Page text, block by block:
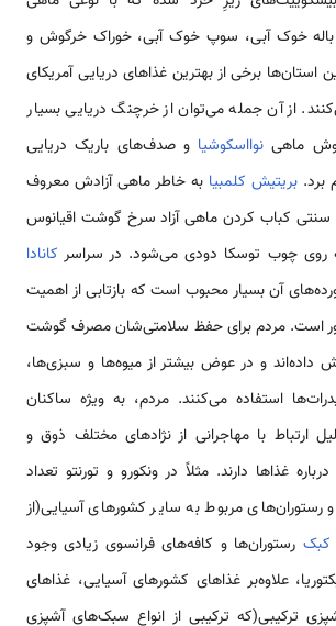
باله خوک آبی، سوپ خوک آبی، خوراک خرگوش و
استان‌ها برخی از بهترین غذاهای دریایی آمریکای
از آ‌ن جمله می‌توان از خرچنگ دریایی بسیار
ماهی نوااسکوشیا و صدف‌های باریک دریایی
برد. بریتیش کلمبیا به خاطر ماهی آزادش معروف
کباب کردن ماهی آزاد سرخ گوشت اقیانوس
که روی چوب توسکا دودی می‌شود. در سراسر کانادا
آن بسیار محبوب است که بازتابی از اهمیت
است. مردم برای حفظ سلامتی‌شان ‌مصرف گوشت
داده‌اند و در عوض بیشتر ‌از میوه‌ها و سبزی‌ها،
استفاده می‌کنند. مردم، به ویژه ساکنان
ارتباط با مهاجرانی از نژادهای مختلف ذوق و
غذاها دارند. مثلاً‌ در ونکورو و تورنتو ‌تعداد
رستوران‌های مربوط به سایر کشورهای آسیایی(از
کبک ‌رستوران‌ها و کافه‌های فرانسوی زیادی وجود
‌علاوه‌بر غذاهای کشورهای آسیایی، غذاهای
ترکیبی(که ترکیبی از انواع سبک‌های آشپزی